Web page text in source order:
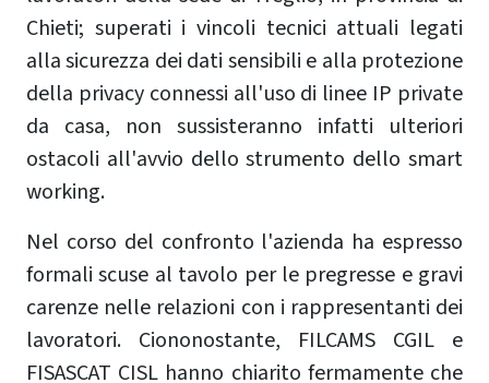
Chieti; superati i vincoli tecnici attuali legati
alla sicurezza dei dati sensibili e alla protezione
della privacy connessi all'uso di linee IP private
da casa, non sussisteranno infatti ulteriori
ostacoli all'avvio dello strumento dello smart
working.
Nel corso del confronto l'azienda ha espresso
formali scuse al tavolo per le pregresse e gravi
carenze nelle relazioni con i rappresentanti dei
lavoratori. Ciononostante, FILCAMS CGIL e
FISASCAT CISL hanno chiarito fermamente che